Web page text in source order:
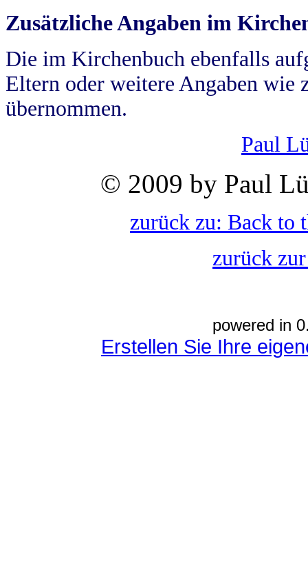
Zusätzliche Angaben im
Die im Kirchenbuch ebenfalls
Eltern oder weitere Angaben wie
übernommen.
Paul
© 2009 by Paul
zurück zu: Back to
zurück
powered in
Erstellen Sie Ihre